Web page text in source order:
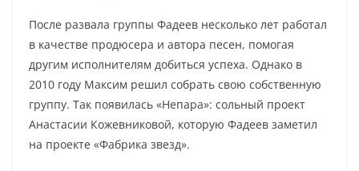
После развала группы Фадеев несколько лет работал
в качестве продюсера и автора песен, помогая
другим исполнителям добиться успеха. Однако в
2010 году Максим решил собрать свою собственную
группу. Так появилась «Непара»: сольный проект
Анастасии Кожевниковой, которую Фадеев заметил
на проекте «Фабрика звезд».